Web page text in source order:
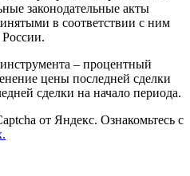
законодательные акты
в соответствии с ним
– процентный
цены последней сделки
сделки на начало периода.
от Яндекс. Ознакомьтесь с